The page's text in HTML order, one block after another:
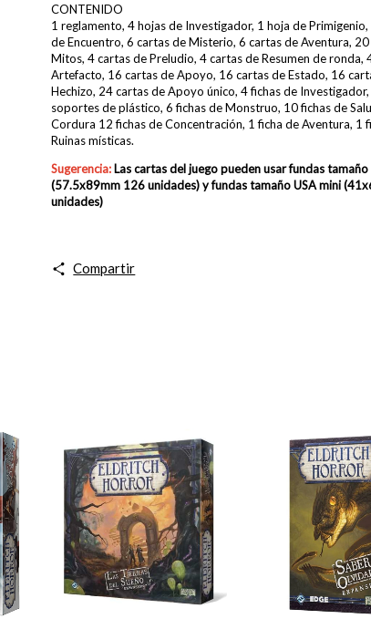
CONTENIDO
1 reglamento, 4 hojas de Investigador, 1 hoja de
de Encuentro, 6 cartas de Misterio, 6 cartas de Aventura,
Mitos, 4 cartas de Preludio, 4 cartas de Resumen de ronda,
Artefacto, 16 cartas de Apoyo, 16 cartas de Estado, 16
Hechizo, 24 cartas de Apoyo único, 4 fichas de
soportes de plástico, 6 fichas de Monstruo, 10 fichas de
Cordura 12 fichas de Concentración, 1 ficha de Aventura, 1
Ruinas místicas.
Sugerencia: Las cartas del juego pueden usar fundastamaño
(57.5x89mm 126 unidades) y fundas tamaño USA mini
unidades)
Compartir